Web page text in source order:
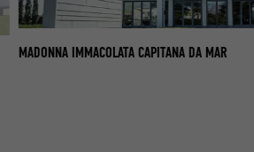
MADONNA IMMACOLATA CAPITANA DA MAR